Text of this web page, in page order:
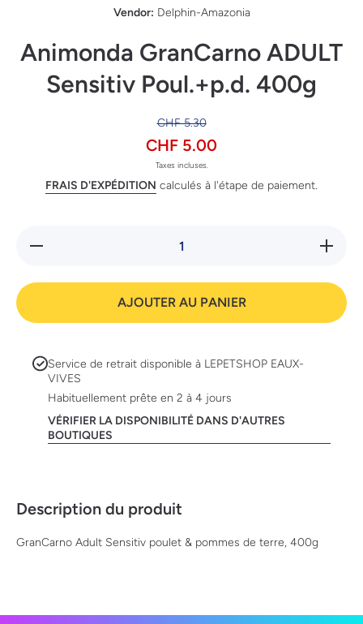
Vendor: Delphin-Amazonia
Animonda GranCarno ADULT
Sensitiv Poul.+p.d. 400g
CHF 5.30
CHF 5.00
Taxes incluses.
FRAIS D'EXPÉDITION calculés à l'étape de paiement.
Réduire la
la
ADULT
Sensitiv
AJOUTER AU PANIER
Service de retrait disponible à LEPETSHOP EAUX-
VIVES
Habituellement prête en 2 à 4 jours
VÉRIFIER LA DISPONIBILITÉ DANS D'AUTRES
BOUTIQUES
Description du produit
GranCarno Adult Sensitiv poulet & pommes de terre, 400g